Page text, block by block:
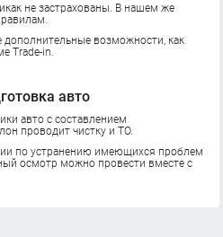
не застрахованы. В нашем же
дополнительные возможности, как
Trade-in.
авто
авто с составлением
проводит чистку и ТО.
по устранению имеющихся проблем
осмотр можно провести вместе с